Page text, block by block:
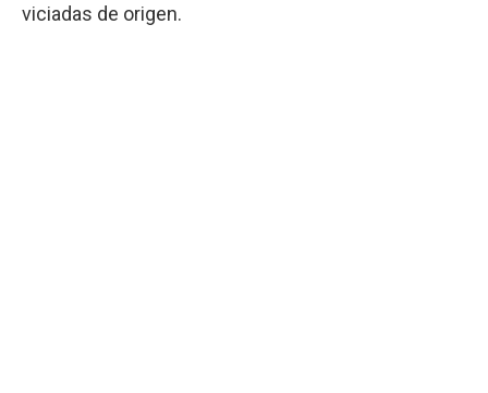
viciadas de origen.